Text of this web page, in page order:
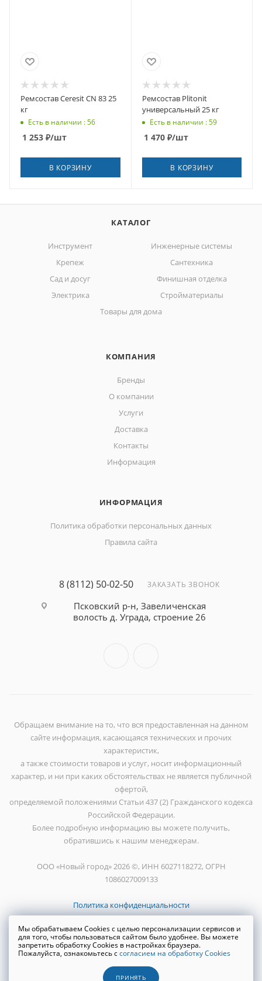
Ремсостав Ceresit СN 83 25
кг
Есть в наличии : 56
1 253 ₽/шт
В КОРЗИНУ
Ремсостав Plitonit
универсальный 25 кг
Есть в наличии : 59
1 470₽/шт
В КОРЗИНУ
КАТАЛОГ
Инструмент
Инженерные системы
Крепеж
Сантехника
Сад и досуг
Финишная отделка
Электрика
Стройматериалы
Товары для дома
КОМПАНИЯ
Бренды
О компании
Услуги
Доставка
Контакты
Информация
ИНФОРМАЦИЯ
Политика обработки персональных данных
Правила сайта
8 (8112) 50-02-50 ЗАКАЗАТЬ ЗВОНОК
Псковский р-н, Завеличенская
волость д. Уграда, строение 26
Обращаем внимание на то, что вся предоставленная на данном
сайте информация, касающаяся технических и прочих
характеристик,
а также стоимости товаров и услуг, носит информационный
характер, и ни при каких обстоятельствах не является публичной
офертой,
определяемой положениями Статьи 437 (2) Гражданского кодекса
Российской Федерации.
Более подробную информацию вы можете получить,
обратившись к нашим менеджерам.
ООО «Новый город» 2026 ©, ИНН 6027118272, ОГРН
1086027009133
Политика конфиденциальности
Создание сайта WRP
Мы обрабатываем Cookies с целью персонализации сервисов и
для того, чтобы пользоваться сайтом было удобнее. Вы можете
запретить обработку Cookies в настройках браузера.
Пожалуйста, ознакомьтесь ссогласием на обработку Cookies
ПРИНЯТЬ